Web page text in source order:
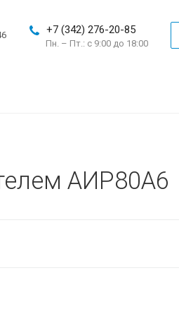
+7 (342) 276-20-85
Пн. – Пт.: с 9:00 до 18:00
АИР80A6